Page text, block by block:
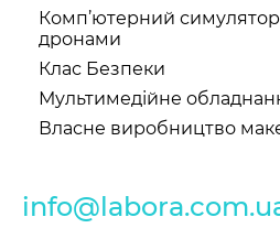
Комп’ютерний симулятор
дронами
Клас Безпеки
Мультимедійне
Власне виробництво